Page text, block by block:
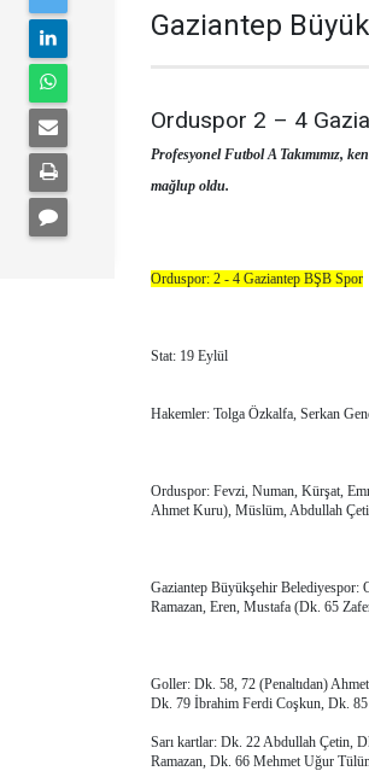
Gaziantep
Orduspor 2 – 4
Profesyonel Futbol A Takımımız,
mağlup oldu.
Orduspor: 2 - 4 Gaziantep BŞB Spor
Stat: 19 Eylül
Hakemler: Tolga Özkalfa, Serkan
Orduspor: Fevzi, Numan, Kürşat,
Ahmet Kuru), Müslüm, Abdullah
Gaziantep Büyükşehir
Ramazan, Eren, Mustafa (Dk. 65
Goller: Dk. 58, 72 (Penaltıdan)
Dk. 79 İbrahim Ferdi Coşkun, Dk.
Sarı kartlar: Dk. 22 Abdullah Çetin,
Ramazan, Dk. 66 Mehmet Uğur